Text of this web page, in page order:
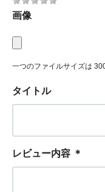
画像
一つのファイルサイズは
タイトル
レビュー内容 ＊